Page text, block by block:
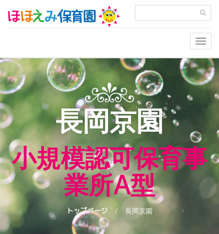
長岡京園
小規模認可保育事
業所A型
トップページ 長岡京園